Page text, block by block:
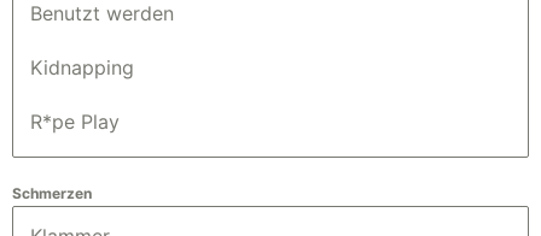
Benutzt werden
Kidnapping
R*pe Play
Schmerzen